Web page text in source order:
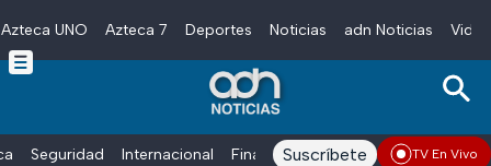
Skip to main content
Azteca UNO Azteca 7 Deportes Noticias adn Noticias
Seguridad Internacional Finanzas adn Noticias Radio
Suscríbete TV En Vivo